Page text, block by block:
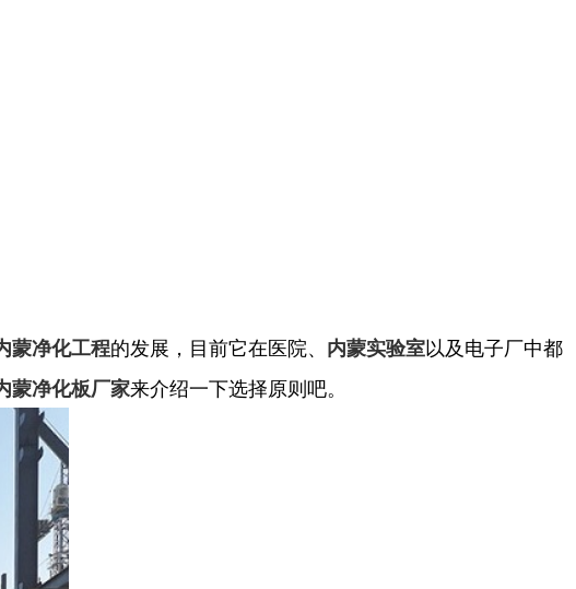
蒙净化工程的发展，目前它在医院、 内蒙实验室以及电子厂中都
蒙净化板厂家来介绍一下选择原则吧。